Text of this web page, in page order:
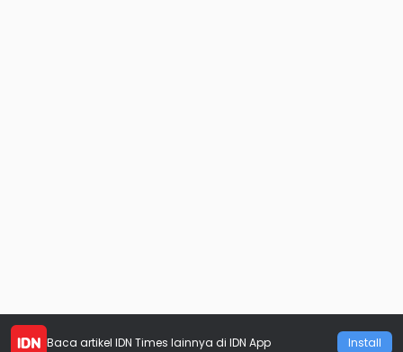
Baca artikel IDN Times lainnya di IDN App Install